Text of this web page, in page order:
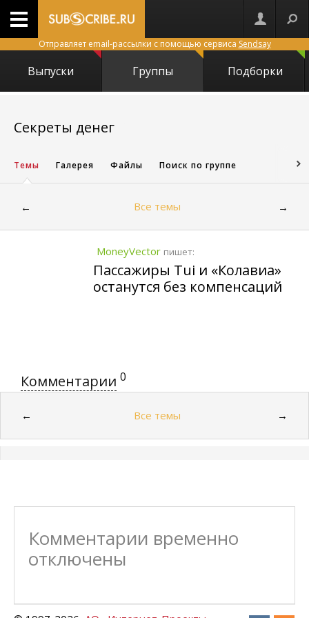
Отправляет email-рассылки с помощью сервиса Sendsay
Выпуски Группы Подборки
Секреты денег
Темы Галерея Файлы Поиск по группе
← Все темы →
MoneyVector пишет:
Пассажиры Tui и «Колавиа»
останутся без компенсаций
Комментарии 0
← Все темы →
Комментарии временно
отключены